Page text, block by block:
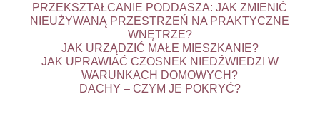
PRZEKSZTAŁCANIE PODDASZA: JAK ZMIENIĆ
NIEUŻYWANĄ PRZESTRZEŃ NA PRAKTYCZNE
WNĘTRZE?
JAK URZĄDZIĆ MAŁE MIESZKANIE?
JAK UPRAWIAĆ CZOSNEK NIEDŹWIEDZI W
WARUNKACH DOMOWYCH?
DACHY – CZYM JE POKRYĆ?